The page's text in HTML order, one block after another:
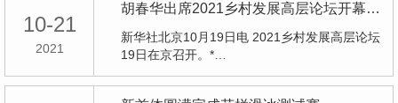
10-21
2021
胡春华出席2021乡村发展高层论坛开幕式并致辞
新华社北京10月19日电 2021乡村发展高层论坛
19日在京召开。*…